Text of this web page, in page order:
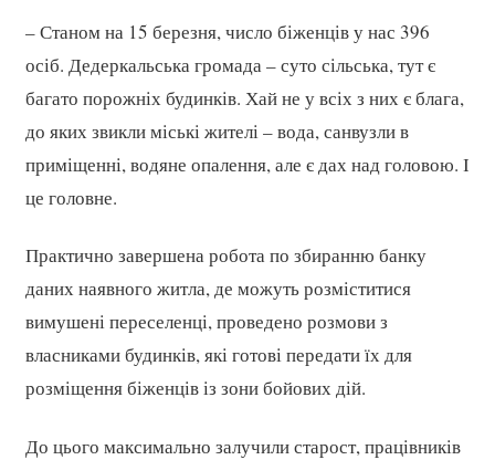
– Станом на 15 березня, число біженців у нас 396
осіб. Дедеркальська громада – суто сільська, тут є
багато порожніх будинків. Хай не у всіх з них є блага,
до яких звикли міські жителі – вода, санвузли в
приміщенні, водяне опалення, але є дах над головою. І
це головне.
Практично завершена робота по збиранню банку
даних наявного житла, де можуть розміститися
вимушені переселенці, проведено розмови з
власниками будинків, які готові передати їх для
розміщення біженців із зони бойових дій.
До цього максимально залучили старост, працівників